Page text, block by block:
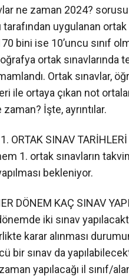
ne zaman 2024?
tarafından uygulanan
bini ise 10’uncu sınıf
ortak sınavlarında
Ortak sınavlar,
ile ortaya çıkan not
İşte, ayrıntılar.
ORTAK SINAV
1. ortak sınavların
bekleniyor.
DÖNEM KAÇ SINAV
iki sınav
karar alınması
bir sınav da
yapılacağı il sınıf/